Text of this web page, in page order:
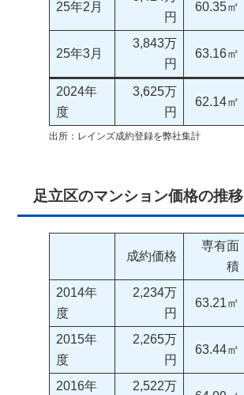
25年2月
円
60.35㎡
25年3月
3,843万
円
63.16㎡
2024年
度
3,625万
円
62.14㎡
出所：レインズ成約登録を弊社集計
足立区のマンション価格の推移
成約価格
専有面
積
2014年
度
2,234万
円
63.21㎡
2015年
度
2,265万
円
63.44㎡
2016年
2,522万